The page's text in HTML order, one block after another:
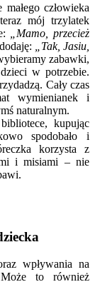
człowieka
mój trzylatek
„Mamo, przecież
„Tak, Jasiu,
zabawki,
w potrzebie.
Cały czas
wymienianek i
naturalnym.
kupując
spodobało i
korzysta z
i misiami – nie
wpływania na
Może to również